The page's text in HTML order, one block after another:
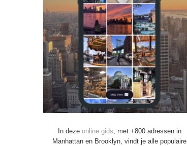
In deze online gids, met +800 adressen in
Manhattan en Brooklyn, vindt je alle populaire